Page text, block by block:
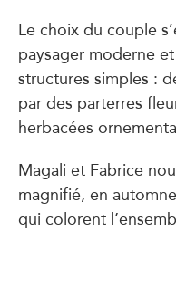
Le choix du couple
paysager moderne
structures simples :
par des parterres
herbacées
Magali et Fabrice
magnifié, en
qui colorent